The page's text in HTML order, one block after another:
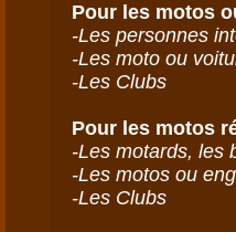
Pour les motos
-Les personnes
-Les moto ou
-Les Clubs
Pour les motos
-Les motards, les
-Les motos ou
-Les Clubs